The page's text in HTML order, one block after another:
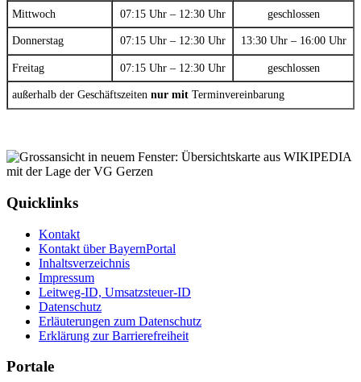
Mittwoch 07:15 Uhr – 12:30 Uhr geschlossen
Donnerstag 07:15 Uhr – 12:30 Uhr 13:30 Uhr – 16:00 Uhr
Freitag 07:15 Uhr – 12:30 Uhr geschlossen
außerhalb der Geschäftszeiten nur mit Terminvereinbarung
Quicklinks
Kontakt
Kontakt über BayernPortal
Inhaltsverzeichnis
Impressum
Leitweg-ID, Umsatzsteuer-ID
Datenschutz
Erläuterungen zum Datenschutz
Erklärung zur Barrierefreiheit
Portale